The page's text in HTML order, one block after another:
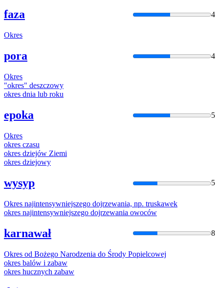
faza 4
Okres
pora 4
Okres
"okres" deszczowy
okres dnia lub roku
epoka 5
Okres
okres czasu
okres dziejów Ziemi
okres dziejowy
wysyp 5
Okres najintensywniejszego dojrzewania, np. truskawek
okres najintensywniejszego dojrzewania owoców
karnawał 8
Okres od Bożego Narodzenia do Środy Popielcowej
okres balów i zabaw
okres hucznych zabaw